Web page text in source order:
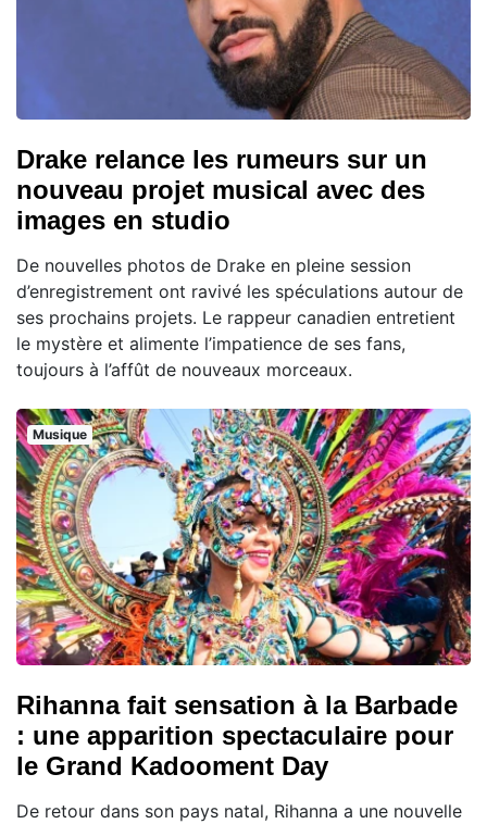
Drake relance les rumeurs sur un
nouveau projet musical avec des
images en studio
De nouvelles photos de Drake en pleine session
d’enregistrement ont ravivé les spéculations autour de
ses prochains projets. Le rappeur canadien entretient
le mystère et alimente l’impatience de ses fans,
toujours à l’affût de nouveaux morceaux.
Musique
Rihanna fait sensation à la Barbade
: une apparition spectaculaire pour
le Grand Kadooment Day
De retour dans son pays natal, Rihanna a une nouvelle